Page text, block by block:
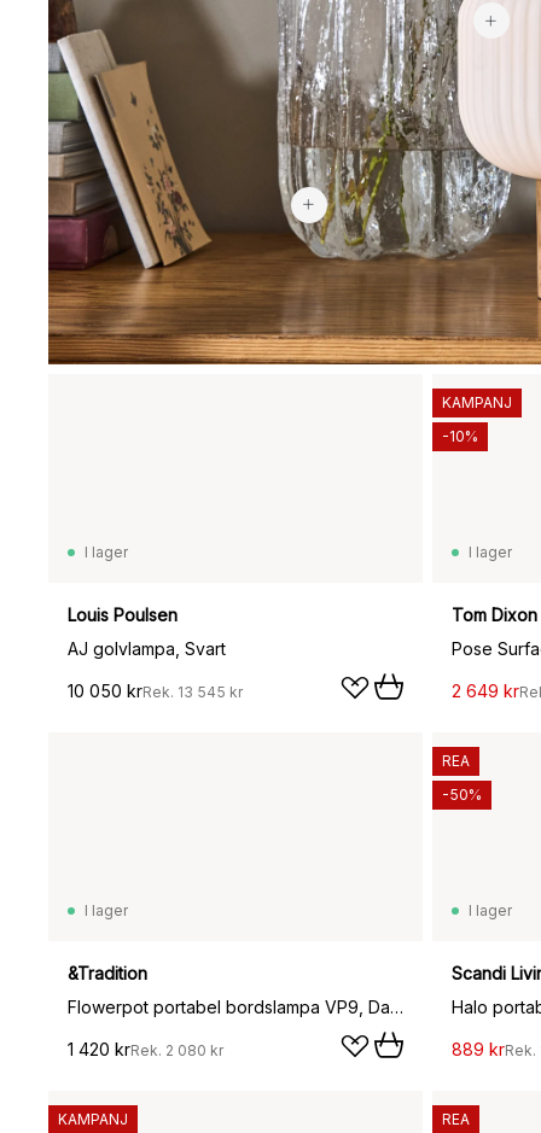
2 969 kr
I lager
Louis Poulsen
AJ golvlampa, Svart
10 050 krRek. 13 545 kr
I lager
Tom Dixon
Pose
2 649 kr
KAMPANJ
-10%
I lager
&Tradition
Flowerpot portabel bordslampa VP9, Dark plum
1 420 krRek. 2 080 kr
I lager
Scandi
889 krRek.
REA
-50%
KAMPANJ REA